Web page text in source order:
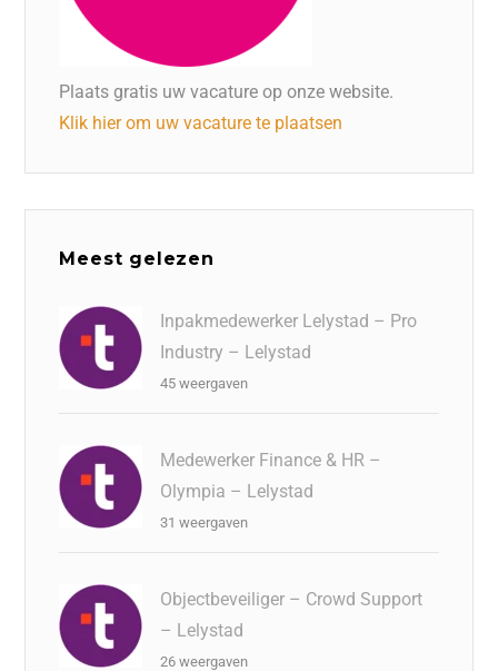
Plaats gratis uw vacature op onze website.
Klik hier om uw vacature te plaatsen
Meest gelezen
Inpakmedewerker Lelystad – Pro
Industry – Lelystad
45 weergaven
Medewerker Finance & HR –
Olympia – Lelystad
31 weergaven
Objectbeveiliger – Crowd Support
– Lelystad
26 weergaven